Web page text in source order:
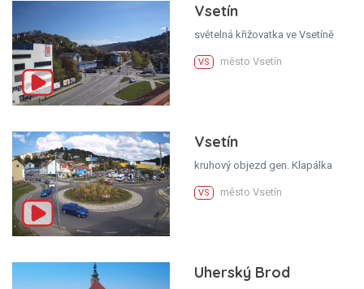
Vsetín
světelná křižovatka ve Vsetíně
VS město Vsetín
Vsetín
kruhový objezd gen. Klapálka
VS město Vsetín
Uherský Brod